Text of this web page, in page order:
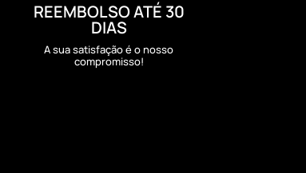
REEMBOLSO ATÉ 30
DIAS
A sua satisfação é o nosso
compromisso!